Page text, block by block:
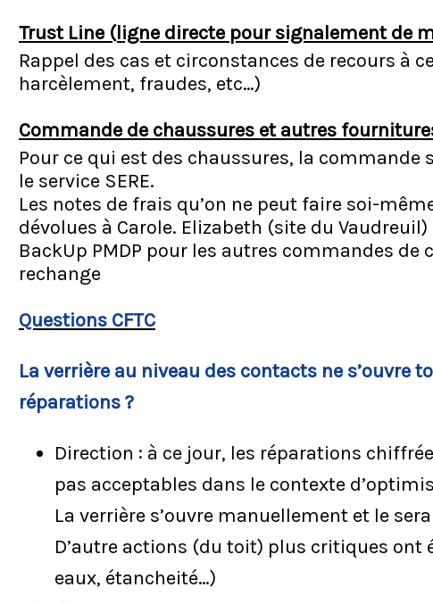
Trust Line (ligne directe pour signalement de
Rappel des cas et circonstances de recours à
harcèlement, fraudes, etc…)
Commande de chaussures et autres
Pour ce qui est des chaussures, la commande
le service SERE.
Les notes de frais qu’on ne peut faire soi-
dévolues à Carole. Elizabeth (site du
BackUp PMDP pour les autres commandes de
rechange
Questions CFTC
La verrière au niveau des contacts ne s’ouvre
réparations ?
Direction : à ce jour, les réparations
pas acceptables dans le contexte
La verrière s’ouvre manuellement et le
D’autre actions (du toit) plus critiques ont
eaux, étancheité…)